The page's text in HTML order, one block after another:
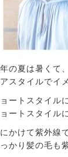
の夏は暑くて
スタイルでイ
ートスタイル
ートスタイル
かけて紫外線
っかり髪の毛も